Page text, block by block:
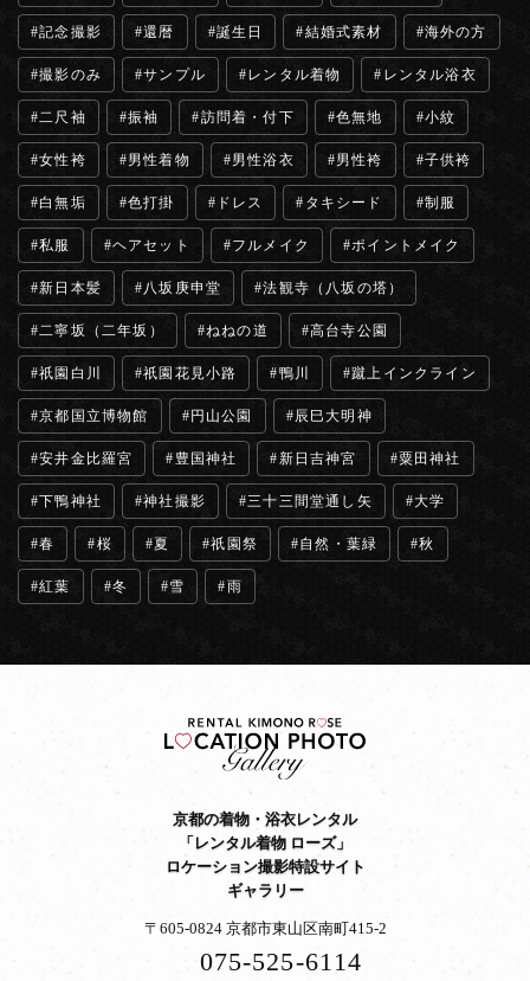
記念撮影 還暦 誕生日 結婚式素材 海外の方
撮影のみ サンプル レンタル着物 レンタル浴衣
二尺袖 振袖 訪問着・付下 色無地 小紋
女性袴 男性着物 男性浴衣 男性袴 子供袴
白無垢 色打掛 ドレス タキシード 制服
私服 ヘアセット フルメイク ポイントメイク
新日本髪 八坂庚申堂 法観寺（八坂の塔）
二寧坂（二年坂） ねねの道 高台寺公園
祇園白川 祇園花見小路 鴨川 蹴上インクライン
京都国立博物館 円山公園 辰巳大明神
安井金比羅宮 豊国神社 新日吉神宮 粟田神社
下鴨神社 神社撮影 三十三間堂通し矢 大学
春 桜 夏 祇園祭 自然・葉緑 秋
紅葉 冬 雪 雨
京都の着物・浴衣レンタル
「レンタル着物 ローズ」
ロケーション撮影特設サイト
ギャラリー
〒605-0824 京都市東山区南町415-2
075-525-6114